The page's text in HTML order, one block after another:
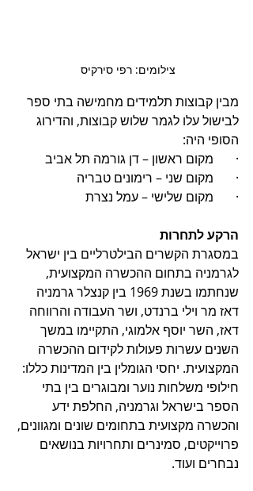
צילומים: רפי סירקיס
מבין קבוצות תלמידים מחמישה בתי ספר
לבישול עלו לגמר שלוש קבוצות, והדירוג
הסופי היה:
·       מקום ראשון – דן גורמה תל אביב
·       מקום שני – רימונים טבריה
·       מקום שלישי – עמל נצרת
הרקע לתחרות
במסגרת הקשרים הבילטרליים בין ישראל
לגרמניה בתחום ההכשרה המקצועית,
שנחתמו בשנת 1969 בין קנצלר גרמניה
דאז מר וילי ברנדט, ושר העבודה והרווחה
דאז, השר יוסף אלמוגי, התקיימו במשך
השנים עשרות פעולות לקידום ההכשרה
המקצועית. יחסי הגומלין בין המדינות כללו:
חילופי משלחות נוער ומבוגרים בין בתי
הספר בישראל וגרמניה, החלפת ידע
והכשרה מקצועית בתחומים שונים ומגוונים,
פרוייקטים, סמינרים ותחרויות בנושאים
נבחרים ועוד.